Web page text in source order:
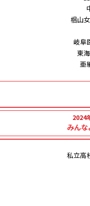
椙山
岐阜
東
亜
2024
みんな
私立
多
聖
岐